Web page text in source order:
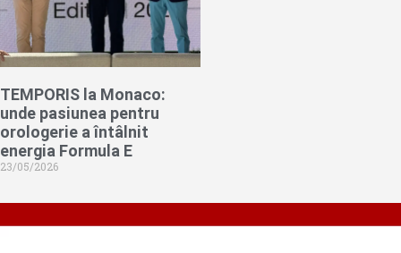
TEMPORIS la Monaco:
unde pasiunea pentru
orologerie a întâlnit
energia Formula E
23/05/2026